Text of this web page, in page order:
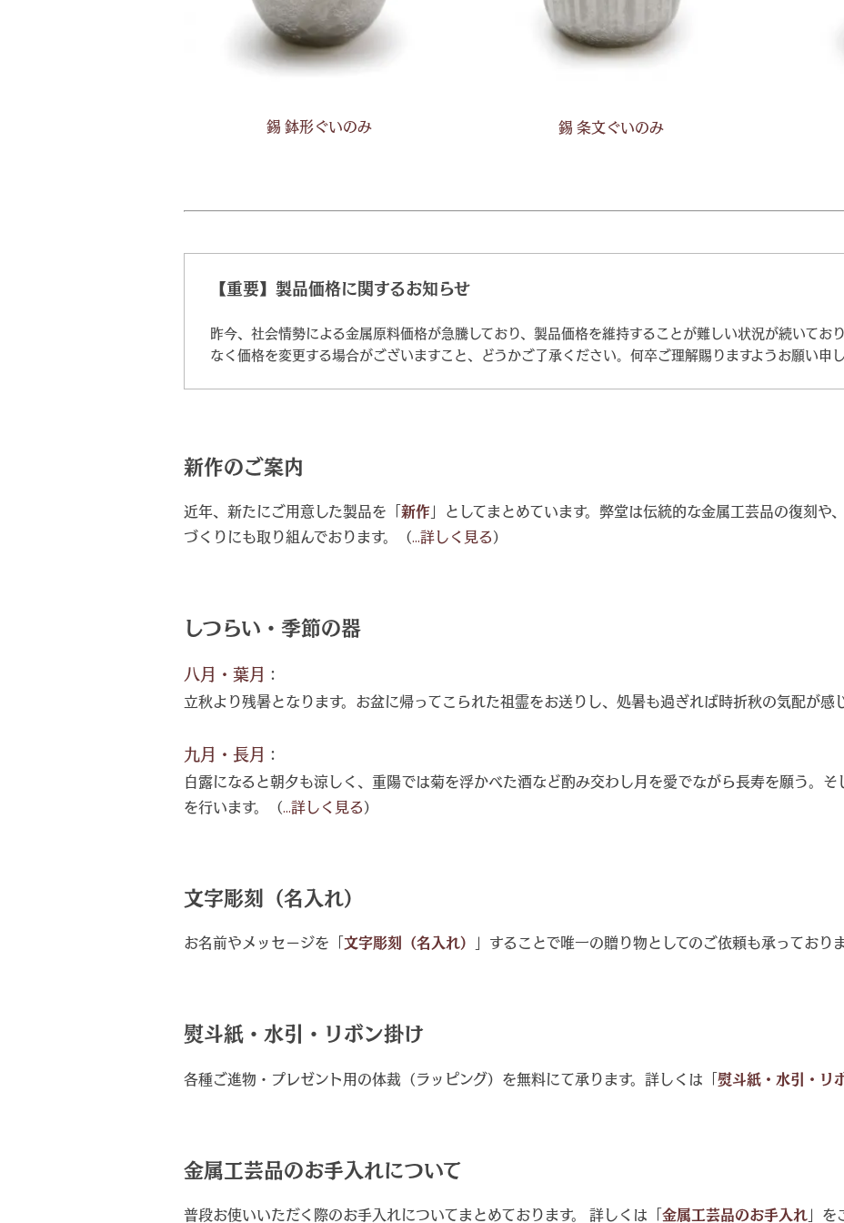
錫 鉢形ぐいのみ 錫 条文ぐいのみ
【重要】製品価格に関するお知らせ
昨今、社会情勢による金属原料価格が急騰しており、製品価格を維持することが難しい状況が続いてお
なく価格を変更する場合がございますこと、どうかご了承ください。何卒ご理解賜りますようお願い申し
新作のご案内
近年、新たにご用意した製品を「 新作 」としてまとめています。弊堂は伝統的な金属工芸品の復刻や
づくりにも取り組んでおります。（...詳しく見る ）
しつらい・季節の器
八月・葉月
：
立秋より残暑となります。お盆に帰ってこられた祖霊をお送りし、処暑も過ぎれば時折秋の気配が感
九月・長月
：
白露になると朝夕も涼しく、重陽では菊を浮かべた酒など酌み交わし月を愛でながら長寿を願う。そ
を行います。（...詳しく見る）
文字彫刻（名入れ）
お名前やメッセージを「 文字彫刻（名入れ） 」することで唯一の贈り物としてのご依頼も承っておりま
熨斗紙・水引・リボン掛け
各種ご進物・プレゼント用の体裁（ラッピング）を無料にて承ります。詳しくは「 熨斗紙・水引・リ
金属工芸品のお手入れについて
普段お使いいただく際のお手入れについてまとめております。 詳しくは「 金属工芸品のお手入れ 」を